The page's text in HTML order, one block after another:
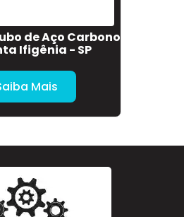
de Aço Carbono
Ifigênia - SP
Mais